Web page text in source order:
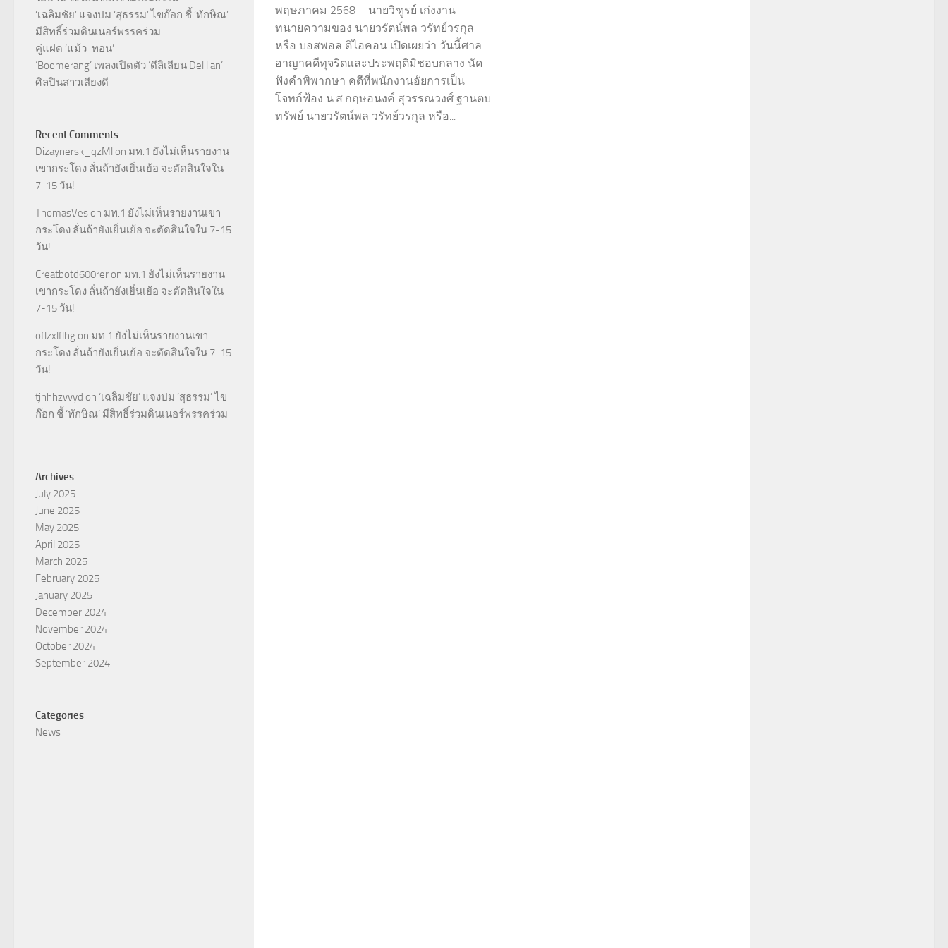
พฤษภาคม 2568 – นายวิฑูรย์ เก่งงาน
ทนายความของ นายวรัตน์พล วรัทย์วรกุล
หรือ บอสพอล ดิไอคอน เปิดเผยว่า วันนี้ศาล
อาญาคดีทุจริตและประพฤติมิชอบกลาง นัด
ฟังคำพิพากษา คดีที่พนักงานอัยการเป็น
โจทก์ฟ้อง น.ส.กฤษอนงค์ สุวรรณวงศ์ ฐานตบ
ทรัพย์ นายวรัตน์พล วรัทย์วรกุล หรือ...
‘เฉลิมชัย’ แจงปม ‘สุธรรม’ ไขก๊อก ชี้ ‘ทักษิณ’
มีสิทธิ์ร่วมดินเนอร์พรรคร่วม
คู่แฝด ‘แม้ว-ทอน’
‘Boomerang’ เพลงเปิดตัว ‘ดีลิเลียน Delilian’
ศิลปินสาวเสียงดี
Recent Comments
Dizaynersk_qzMl on มท.1 ยังไม่เห็นรายงาน
เขากระโดง ลั่นถ้ายังเยิ่นเย้อ จะตัดสินใจใน
7-15 วัน!
ThomasVes on มท.1 ยังไม่เห็นรายงานเขา
กระโดง ลั่นถ้ายังเยิ่นเย้อ จะตัดสินใจใน 7-15
วัน!
Creatbotd600rer on มท.1 ยังไม่เห็นรายงาน
เขากระโดง ลั่นถ้ายังเยิ่นเย้อ จะตัดสินใจใน
7-15 วัน!
oflzxlflhg on มท.1 ยังไม่เห็นรายงานเขา
กระโดง ลั่นถ้ายังเยิ่นเย้อ จะตัดสินใจใน 7-15
วัน!
tjhhhzvvyd on ‘เฉลิมชัย’ แจงปม ‘สุธรรม’ ไข
ก๊อก ชี้ ‘ทักษิณ’ มีสิทธิ์ร่วมดินเนอร์พรรคร่วม
Archives
July 2025
June 2025
May 2025
April 2025
March 2025
February 2025
January 2025
December 2024
November 2024
October 2024
September 2024
Categories
News